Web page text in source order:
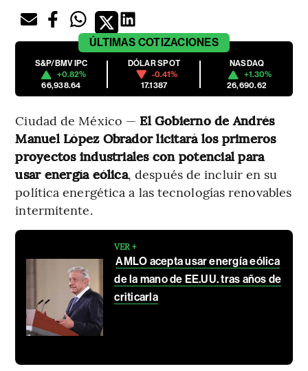
ÚLTIMAS COTIZACIONES
S&P/BMV IPC
+0.82%
66,938.64
DÓLAR SPOT
-0.41%
17.1387
NASDAQ
+1.30%
26,690.62
Ciudad de México — El Gobierno de Andrés
Manuel López Obrador licitará los primeros
proyectos industriales con potencial para
usar energía eólica, después de incluir en su
política energética a las tecnologías renovables
intermitente.
VER +
AMLO acepta usar energía eólica
de la mano de EE.UU. tras años de
criticarla